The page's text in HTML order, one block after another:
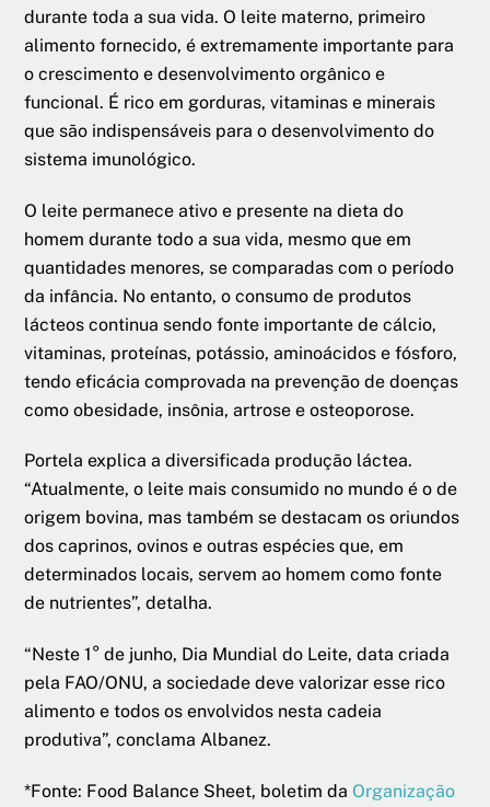
durante toda a sua vida. O leite materno, primeiro
alimento fornecido, é extremamente importante para
o crescimento e desenvolvimento orgânico e
funcional. É rico em gorduras, vitaminas e minerais
que são indispensáveis para o desenvolvimento do
sistema imunológico.
O leite permanece ativo e presente na dieta do
homem durante todo a sua vida, mesmo que em
quantidades menores, se comparadas com o período
da infância. No entanto, o consumo de produtos
lácteos continua sendo fonte importante de cálcio,
vitaminas, proteínas, potássio, aminoácidos e fósforo,
tendo eficácia comprovada na prevenção de doenças
como obesidade, insônia, artrose e osteoporose.
Portela explica a diversificada produção láctea.
“Atualmente, o leite mais consumido no mundo é o de
origem bovina, mas também se destacam os oriundos
dos caprinos, ovinos e outras espécies que, em
determinados locais, servem ao homem como fonte
de nutrientes”, detalha.
“Neste 1° de junho, Dia Mundial do Leite, data criada
pela FAO/ONU, a sociedade deve valorizar esse rico
alimento e todos os envolvidos nesta cadeia
produtiva”, conclama Albanez.
*Fonte: Food Balance Sheet, boletim da Organização